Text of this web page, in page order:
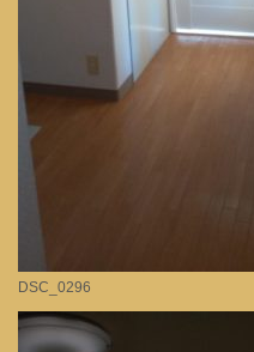
DSC_0296